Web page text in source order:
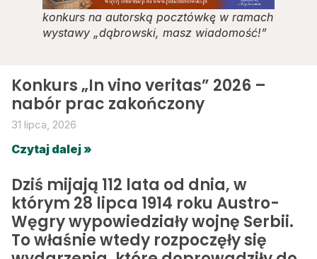
konkurs na autorską pocztówkę w ramach
wystawy „dąbrowski, masz wiadomość!”
Konkurs „In vino veritas” 2026 –
nabór prac zakończony
31 lipca, 2026
Czytaj dalej »
Dziś mijają 112 lata od dnia, w
którym 28 lipca 1914 roku Austro-
Węgry wypowiedziały wojnę Serbii.
To właśnie wtedy rozpoczęły się